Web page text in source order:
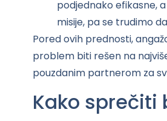
podjednako efikasne,
misije, pa se trudimo
Pored ovih prednosti,
problem biti rešen na
pouzdanim partnerom za
Kako sprečiti